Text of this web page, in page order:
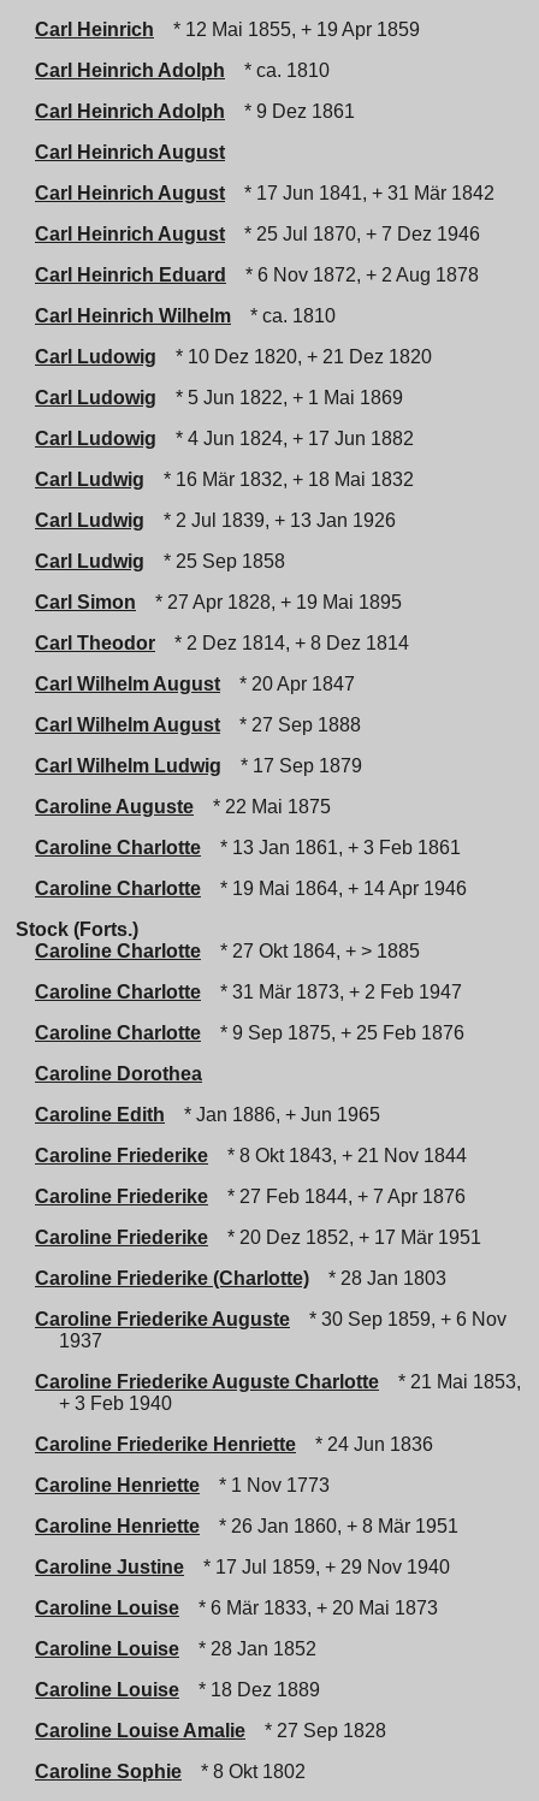
Carl Heinrich
* 12 Mai 1855, + 19 Apr 1859
Carl Heinrich Adolph
* ca. 1810
Carl Heinrich Adolph
* 9 Dez 1861
Carl Heinrich August
Carl Heinrich August
* 17 Jun 1841, + 31 Mär 1842
Carl Heinrich August
* 25 Jul 1870, + 7 Dez 1946
Carl Heinrich Eduard
* 6 Nov 1872, + 2 Aug 1878
Carl Heinrich Wilhelm
* ca. 1810
Carl Ludowig
* 10 Dez 1820, + 21 Dez 1820
Carl Ludowig
* 5 Jun 1822, + 1 Mai 1869
Carl Ludowig
* 4 Jun 1824, + 17 Jun 1882
Carl Ludwig
* 16 Mär 1832, + 18 Mai 1832
Carl Ludwig
* 2 Jul 1839, + 13 Jan 1926
Carl Ludwig
* 25 Sep 1858
Carl Simon
* 27 Apr 1828, + 19 Mai 1895
Carl Theodor
* 2 Dez 1814, + 8 Dez 1814
Carl Wilhelm August
* 20 Apr 1847
Carl Wilhelm August
* 27 Sep 1888
Carl Wilhelm Ludwig
* 17 Sep 1879
Caroline Auguste
* 22 Mai 1875
Caroline Charlotte
* 13 Jan 1861, + 3 Feb 1861
Caroline Charlotte
* 19 Mai 1864, + 14 Apr 1946
Stock (Forts.)
Caroline Charlotte
* 27 Okt 1864, + > 1885
Caroline Charlotte
* 31 Mär 1873, + 2 Feb 1947
Caroline Charlotte
* 9 Sep 1875, + 25 Feb 1876
Caroline Dorothea
Caroline Edith
* Jan 1886, + Jun 1965
Caroline Friederike
* 8 Okt 1843, + 21 Nov 1844
Caroline Friederike
* 27 Feb 1844, + 7 Apr 1876
Caroline Friederike
* 20 Dez 1852, + 17 Mär 1951
Caroline Friederike (Charlotte)
* 28 Jan 1803
Caroline Friederike Auguste
* 30 Sep 1859, + 6 Nov
1937
Caroline Friederike Auguste Charlotte
* 21 Mai 1853,
+ 3 Feb 1940
Caroline Friederike Henriette
* 24 Jun 1836
Caroline Henriette
* 1 Nov 1773
Caroline Henriette
* 26 Jan 1860, + 8 Mär 1951
Caroline Justine
* 17 Jul 1859, + 29 Nov 1940
Caroline Louise
* 6 Mär 1833, + 20 Mai 1873
Caroline Louise
* 28 Jan 1852
Caroline Louise
* 18 Dez 1889
Caroline Louise Amalie
* 27 Sep 1828
Caroline Sophie
* 8 Okt 1802